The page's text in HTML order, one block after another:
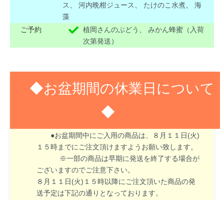
ス
、河内晩柑ジュース たけのこ水煮 、海
藻
ご予約
植岡さんのぶどう 、みかん蜂蜜（入荷
次第発送）
◆お盆期間の休業日について
◆
８月１３日(木)～１６日(日)はお盆期間のため休業
●お盆期間中にご入用の商品は、８月１１日(火)
１５時までにご注文頂けますようお願い致します。
※一部の商品は早期に発送を終了する場合が
ございますのでご注意下さい。
８月１１日(火)１５時以降にご注文頂いた商品の発
送予定は下記の通りとなっております。